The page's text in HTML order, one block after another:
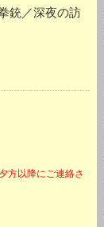
銃／深夜の訪
方以降にご連絡さ